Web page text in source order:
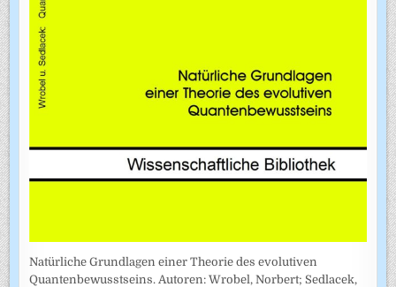
Natürliche Grundlagen einer Theorie des evolutiven
Quantenbewusstseins. Autoren: Wrobel, Norbert; Sedlacek,